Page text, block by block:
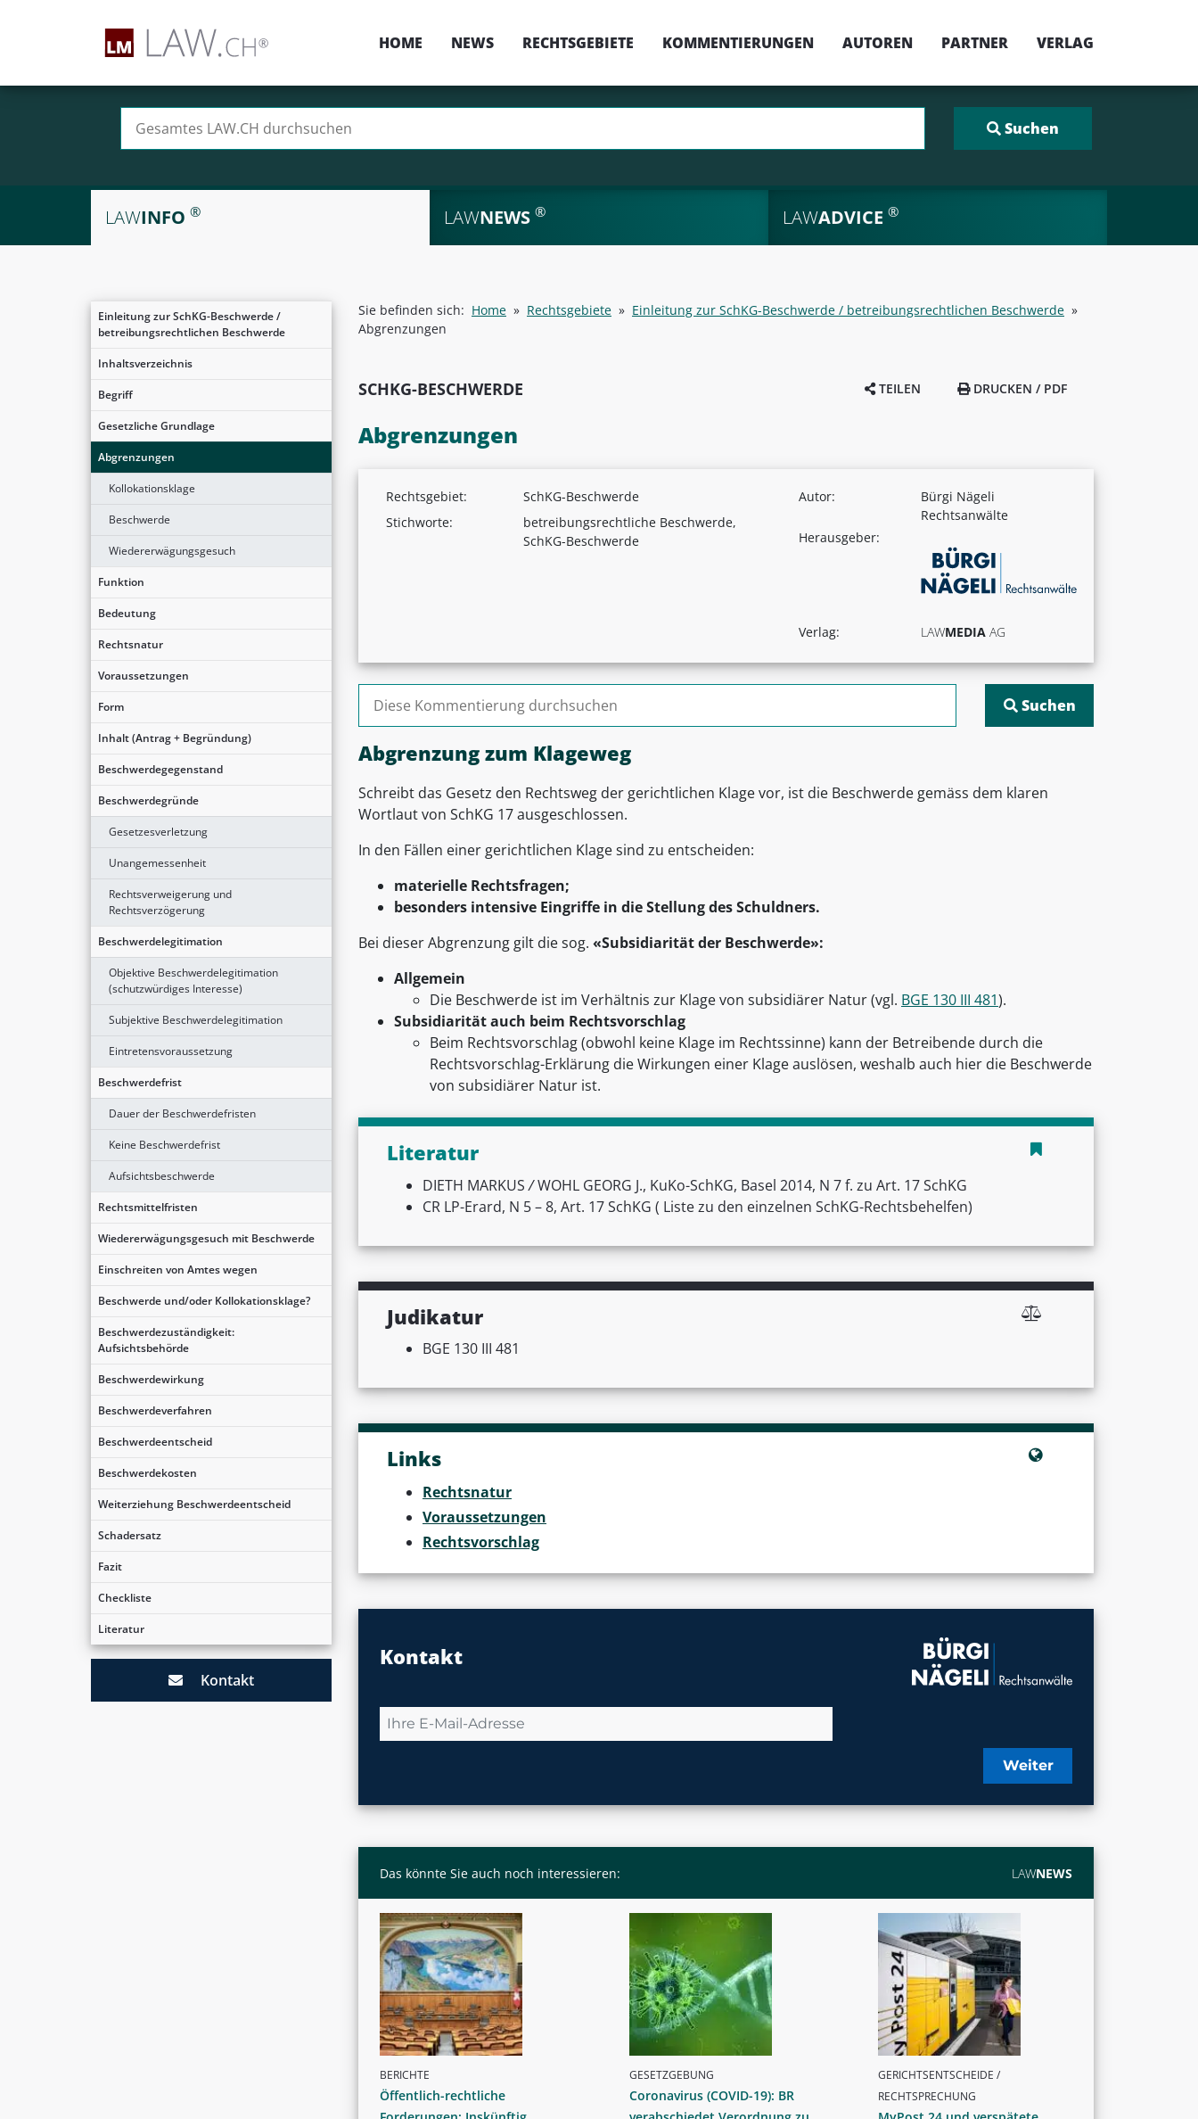
HOME NEWS RECHTSGEBIETE KOMMENTIERUNGEN AUTOREN PARTNER VERLAG
LAWINFO ® LAWNEWS ® LAWADVICE ®
Einleitung zur SchKG-Beschwerde /
betreibungsrechtlichen Beschwerde
Inhaltsverzeichnis
Begriff
Gesetzliche Grundlage
Abgrenzungen
Kollokationsklage
Beschwerde
Wiedererwägungsgesuch
Funktion
Bedeutung
Rechtsnatur
Voraussetzungen
Form
Inhalt (Antrag + Begründung)
Beschwerdegegenstand
Beschwerdegründe
Gesetzesverletzung
Unangemessenheit
Rechtsverweigerung und
Rechtsverzögerung
Beschwerdelegitimation
Objektive Beschwerdelegitimation
(schutzwürdiges Interesse)
Subjektive Beschwerdelegitimation
Eintretensvoraussetzung
Beschwerdefrist
Dauer der Beschwerdefristen
Keine Beschwerdefrist
Aufsichtsbeschwerde
Rechtsmittelfristen
Wiedererwägungsgesuch mit Beschwerde
Einschreiten von Amtes wegen
Beschwerde und/oder Kollokationsklage?
Beschwerdezuständigkeit:
Aufsichtsbehörde
Beschwerdewirkung
Beschwerdeverfahren
Beschwerdeentscheid
Beschwerdekosten
Weiterziehung Beschwerdeentscheid
Schadersatz
Fazit
Checkliste
Literatur
Kontakt
Sie befinden sich: Home » Rechtsgebiete » Einleitung zur SchKG-Beschwerde / betreibungsrechtlichen Beschwerde »
Abgrenzungen
SCHKG-BESCHWERDE TEILEN DRUCKEN / PDF
Abgrenzungen
Rechtsgebiet:
SchKG-Beschwerde
Stichworte:
betreibungsrechtliche Beschwerde,
SchKG-Beschwerde
Autor:
Bürgi Nägeli
Rechtsanwälte
Herausgeber:
Verlag: LAWMEDIA AG
Suchen nach:
Abgrenzung zum Klageweg
Schreibt das Gesetz den Rechtsweg der gerichtlichen Klage vor, ist die Beschwerde gemäss dem klaren
Wortlaut von SchKG 17 ausgeschlossen.
In den Fällen einer gerichtlichen Klage sind zu entscheiden:
materielle Rechtsfragen;
besonders intensive Eingriffe in die Stellung des Schuldners.
Bei dieser Abgrenzung gilt die sog. «Subsidiarität der Beschwerde»:
Allgemein
Die Beschwerde ist im Verhältnis zur Klage von subsidiärer Natur (vgl. BGE 130 III 481).
Subsidiarität auch beim Rechtsvorschlag
Beim Rechtsvorschlag (obwohl keine Klage im Rechtssinne) kann der Betreibende durch die
Rechtsvorschlag-Erklärung die Wirkungen einer Klage auslösen, weshalb auch hier die Beschwerde
von subsidiärer Natur ist.
Literatur
DIETH MARKUS/WOHL GEORG J., KuKo-SchKG, Basel 2014, N 7 f. zu Art. 17 SchKG
CR LP-Erard, N 5 – 8, Art. 17 SchKG ( Liste zu den einzelnen SchKG-Rechtsbehelfen)
Judikatur
BGE 130 III 481
Links
Rechtsnatur
Voraussetzungen
Rechtsvorschlag
Kontakt
Weiter
Das könnte Sie auch noch interessieren: LAWNEWS
BERICHTE
Öffentlich-rechtliche
GESETZGEBUNG
Coronavirus (COVID-19): BR
GERICHTSENTSCHEIDE /
RECHTSPRECHUNG